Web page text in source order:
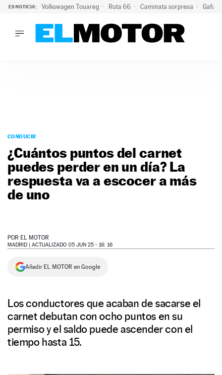
ES NOTICIA: Volkswagen Touareg Ruta 66 Caminata sorpresa Gafas
PODCAST
MOTOS
TECNOLOGÍA
SUPERCOCHES
MOTORTV
NEWSLETTER
SÍGUENOS
CONDUCIR
¿Cuántos puntos del carnet
puedes perder en un día? La
respuesta va a escocer a más
de uno
POR EL MOTOR
MADRID | ACTUALIZADO 05 JUN 25 - 16: 16
Añadir EL MOTOR en Google
Los conductores que acaban de sacarse el
carnet debutan con ocho puntos en su
permiso y el saldo puede ascender con el
tiempo hasta 15.